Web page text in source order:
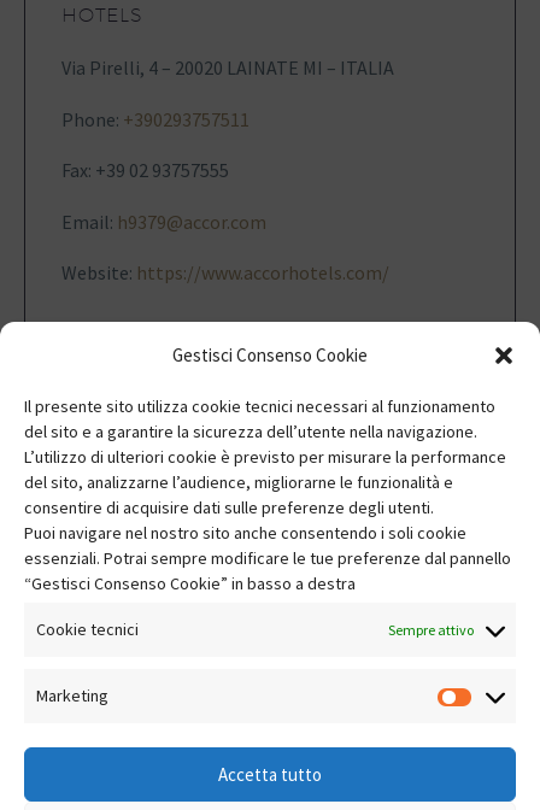
Gestisci Consenso Cookie
Il presente sito utilizza cookie tecnici necessari al funzionamento
del sito e a garantire la sicurezza dell’utente nella navigazione.
L’utilizzo di ulteriori cookie è previsto per misurare la performance
del sito, analizzarne l’audience, migliorarne le funzionalità e
consentire di acquisire dati sulle preferenze degli utenti.
Puoi navigare nel nostro sito anche consentendo i soli cookie
essenziali. Potrai sempre modificare le tue preferenze dal pannello
“Gestisci Consenso Cookie” in basso a destra
Cookie tecnici Sempre attivo
Marketing
Accetta tutto
HOTELS
Via Pirelli, 4 – 20020 LAINATE MI – ITALIA
Phone: +390293757511
Fax: +39 02 93757555
Email: h9379@accor.com
Website: https://www.accorhotels.com/
Fai clic per accettare i cookie marketing e
abilitare questo contenuto